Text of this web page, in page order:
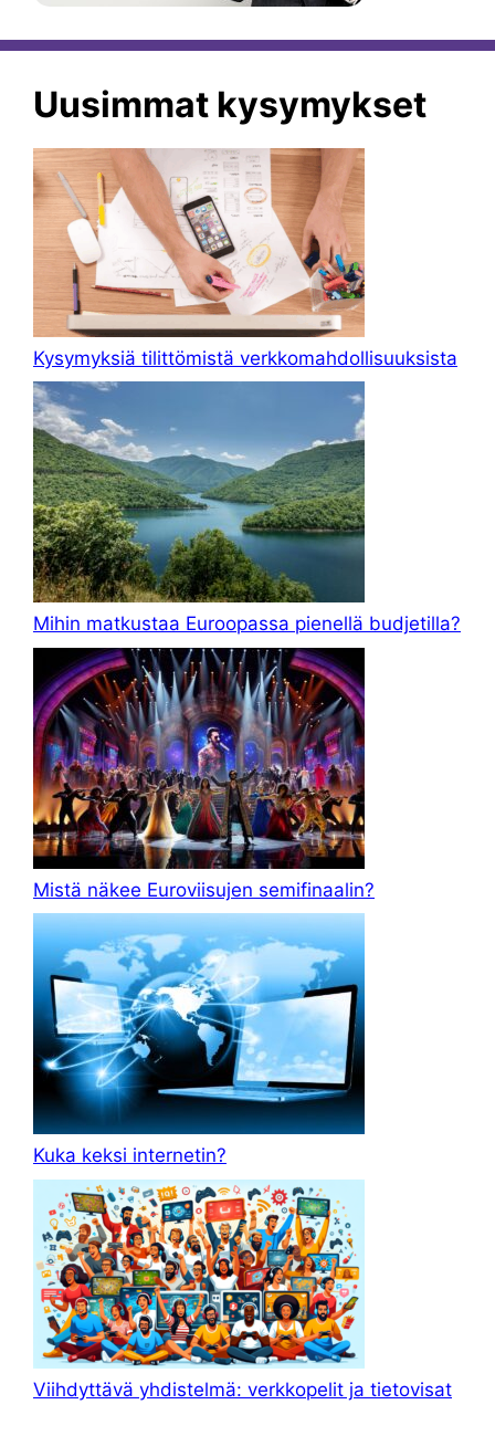
Uusimmat kysymykset
Kysymyksiä tilittömistä verkkomahdollisuuksista
Mihin matkustaa Euroopassa pienellä budjetilla?
Mistä näkee Euroviisujen semifinaalin?
Kuka keksi internetin?
Viihdyttävä yhdistelmä: verkkopelit ja tietovisat